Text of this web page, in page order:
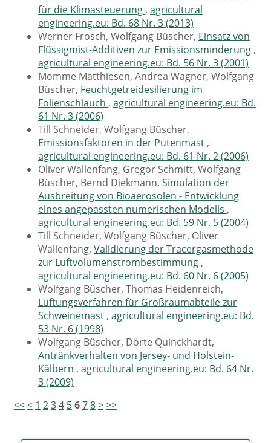
für die Klimasteuerung , agricultural
engineering.eu: Bd. 68 Nr. 3 (2013)
Werner Frosch, Wolfgang Büscher, Einsatz von
Flüssigmist-Additiven zur Emissionsminderung ,
agricultural engineering.eu: Bd. 56 Nr. 3 (2001)
Momme Matthiesen, Andrea Wagner, Wolfgang
Büscher, Feuchtgetreidesilierung im
Folienschlauch , agricultural engineering.eu: Bd.
61 Nr. 3 (2006)
Till Schneider, Wolfgang Büscher,
Emissionsfaktoren in der Putenmast ,
agricultural engineering.eu: Bd. 61 Nr. 2 (2006)
Oliver Wallenfang, Gregor Schmitt, Wolfgang
Büscher, Bernd Diekmann, Simulation der
Ausbreitung von Bioaerosolen - Entwicklung
eines angepassten numerischen Modells ,
agricultural engineering.eu: Bd. 59 Nr. 5 (2004)
Till Schneider, Wolfgang Büscher, Oliver
Wallenfang, Validierung der Tracergasmethode
zur Luftvolumenstrombestimmung ,
agricultural engineering.eu: Bd. 60 Nr. 6 (2005)
Wolfgang Büscher, Thomas Heidenreich,
Lüftungsverfahren für Großraumabteile zur
Schweinemast , agricultural engineering.eu: Bd.
53 Nr. 6 (1998)
Wolfgang Büscher, Dörte Quinckhardt,
Antränkverhalten von Jersey- und Holstein-
Kälbern , agricultural engineering.eu: Bd. 64 Nr.
3 (2009)
<<< 1 234 5678>>>